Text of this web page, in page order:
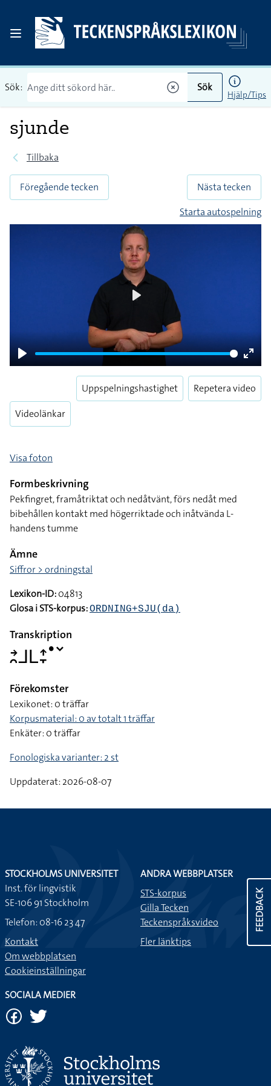
Sök: Sök
Hjälp/Tips
sjunde
Tillbaka
Föregående tecken
Nästa tecken
Starta autospelning
Play
Enter
Videolänkar
Uppspelningshastighet Repetera video
Visa foton
Formbeskrivning
Pekfingret, framåtriktat och nedåtvänt, förs nedåt med
bibehållen kontakt med högerriktade och inåtvända L-
handens tumme
Ämne
Siffror > ordningstal
Lexikon-ID:04813
Glosa i STS-korpus:ORDNING+SJU(da)
Transkription
􌥔􌥘􌤨􌥈􌤴􌥙􌤟􌥧
Förekomster
Lexikonet: 0 träffar
Korpusmaterial: 0 av totalt 1 träffar
Enkäter: 0 träffar
Fonologiska varianter: 2 st
Uppdaterat: 2026-08-07
FEEDBACK
STOCKHOLMS UNIVERSITET
Inst. för lingvistik
SE-106 91 Stockholm
Telefon: 08-16 23 47
Kontakt
Om webbplatsen
Cookieinställningar
ANDRA WEBBPLATSER
STS-korpus
Gilla Tecken
Teckenspråksvideo
Fler länktips
SOCIALA MEDIER